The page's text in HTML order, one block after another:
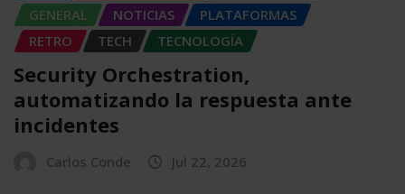
GENERAL
NOTICIAS
PLATAFORMAS
RETRO
TECH TECNOLOGÍA
Security Orchestration,
automatizando la respuesta ante
incidentes
Carlos Conde Jul 22, 2026